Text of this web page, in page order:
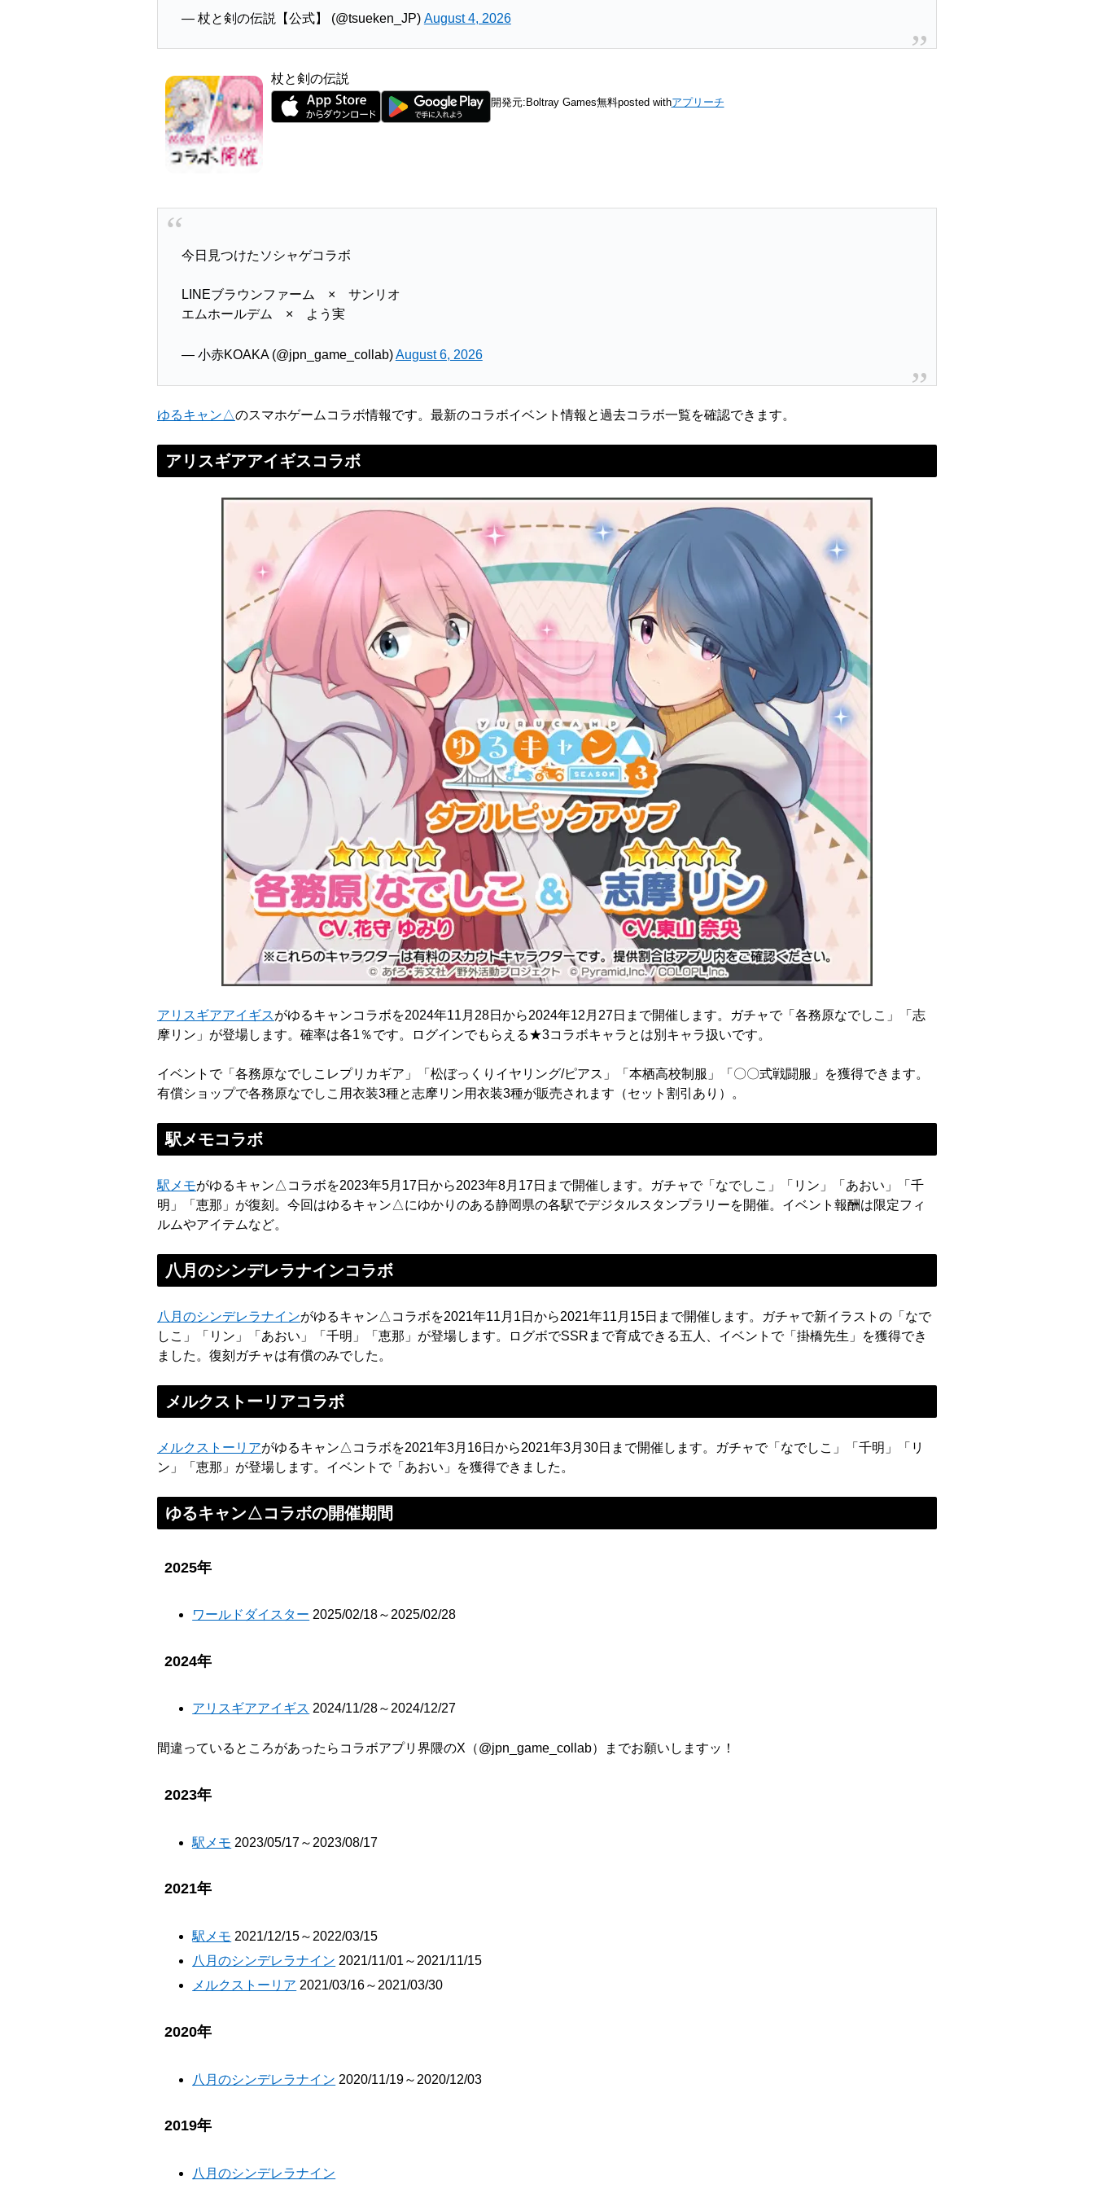
— 杖と剣の伝説【公式】 (@tsueken_JP) August 4, 2026
杖と剣の伝説
開発元:Boltray Games無料posted withアプリーチ
今日見つけたソシャゲコラボ
LINEブラウンファーム × サンリオ
エムホールデム × よう実
— 小赤KOAKA (@jpn_game_collab)August 6, 2026
ゆるキャン△のスマホゲームコラボ情報です。最新のコラボイベント情報と過去コラボ一覧を確認できます。
アリスギアアイギスコラボ
アリスギアアイギスがゆるキャンコラボを2024年11月28日から2024年12月27日まで開催します。ガチャで「各務原なでしこ」「志
摩リン」が登場します。確率は各1％です。ログインでもらえる★3コラボキャラとは別キャラ扱いです。
イベントで「各務原なでしこレプリカギア」「松ぼっくりイヤリング/ピアス」「本栖高校制服」「〇〇式戦闘服」を獲得できます。
有償ショップで各務原なでしこ用衣装3種と志摩リン用衣装3種が販売されます（セット割引あり）。
駅メモコラボ
駅メモがゆるキャン△コラボを2023年5月17日から2023年8月17日まで開催します。ガチャで「なでしこ」「リン」「あおい」「千
明」「恵那」が復刻。今回はゆるキャン△にゆかりのある静岡県の各駅でデジタルスタンプラリーを開催。イベント報酬は限定フィ
ルムやアイテムなど。
八月のシンデレラナインコラボ
八月のシンデレラナインがゆるキャン△コラボを2021年11月1日から2021年11月15日まで開催します。ガチャで新イラストの「なで
しこ」「リン」「あおい」「千明」「恵那」が登場します。ログボでSSRまで育成できる五人、イベントで「掛橋先生」を獲得でき
ました。復刻ガチャは有償のみでした。
メルクストーリアコラボ
メルクストーリアがゆるキャン△コラボを2021年3月16日から2021年3月30日まで開催します。ガチャで「なでしこ」「千明」「リ
ン」「恵那」が登場します。イベントで「あおい」を獲得できました。
ゆるキャン△コラボの開催期間
2025年
ワールドダイスター 2025/02/18～2025/02/28
2024年
アリスギアアイギス 2024/11/28～2024/12/27
間違っているところがあったらコラボアプリ界隈のX（@jpn_game_collab）までお願いしますッ！
2023年
駅メモ 2023/05/17～2023/08/17
2021年
駅メモ 2021/12/15～2022/03/15
八月のシンデレラナイン 2021/11/01～2021/11/15
メルクストーリア 2021/03/16～2021/03/30
2020年
八月のシンデレラナイン 2020/11/19～2020/12/03
2019年
八月のシンデレラナイン